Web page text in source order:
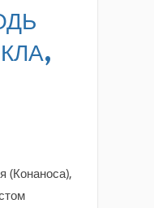
(Конаноса),